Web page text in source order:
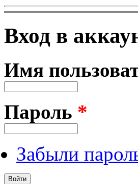
Вход в
Имя
Пароль *
Забыли